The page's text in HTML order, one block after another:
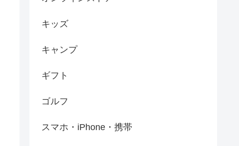
キッズ
キャンプ
ギフト
ゴルフ
スマホ・iPhone・携帯